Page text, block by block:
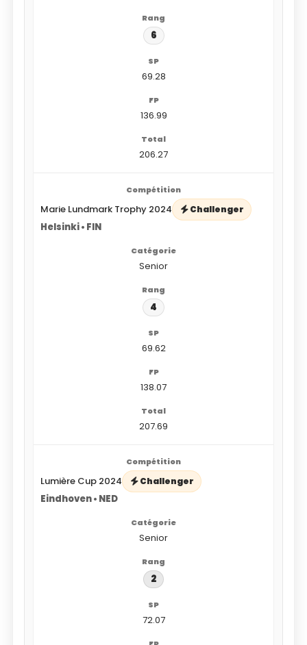
6
69.28
136.99
206.27
Marie Lundmark Trophy 2024 Challenger
Helsinki • FIN
Senior
4
69.62
138.07
207.69
Lumière Cup 2024 Challenger
Eindhoven • NED
Senior
2
72.07